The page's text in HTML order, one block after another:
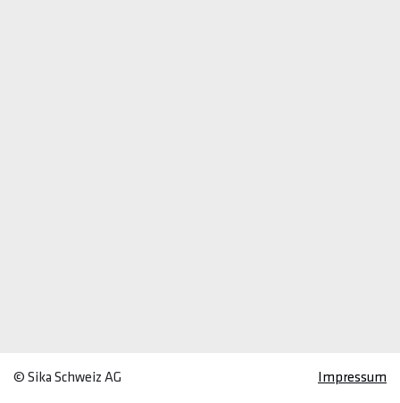
© Sika Schweiz AG Impressum